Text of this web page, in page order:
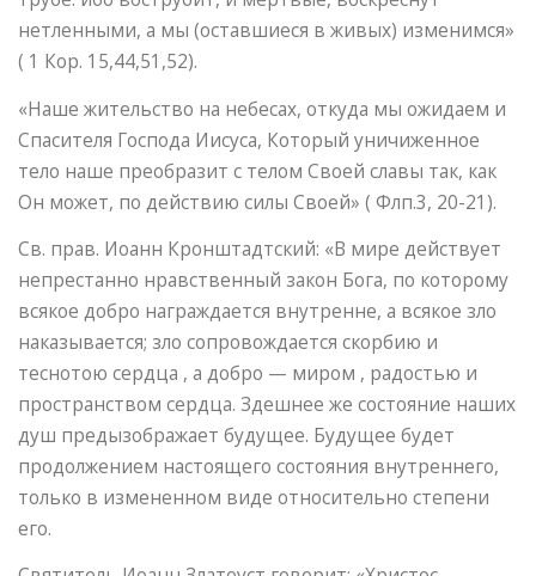
нетленными, а мы (оставшиеся в живых) изменимся»
( 1 Кор. 15,44,51,52).
«Наше жительство на небесах, откуда мы ожидаем и
Спасителя Господа Иисуса, Который уничиженное
тело наше преобразит с телом Своей славы так, как
Он может, по действию силы Своей» ( Флп.3, 20-21).
Св. прав. Иоанн Кронштадтский: «В мире действует
непрестанно нравственный закон Бога, по которому
всякое добро награждается внутренне, а всякое зло
наказывается; зло сопровождается скорбию и
теснотою сердца , а добро — миром , радостью и
пространством сердца. Здешнее же состояние наших
душ предызображает будущее. Будущее будет
продолжением настоящего состояния внутреннего,
только в измененном виде относительно степени
его.